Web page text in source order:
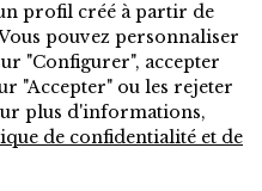
profil créé à partir de
pouvez personnaliser
"Configurer", accepter
"Accepter" ou les rejeter
plus d'informations,
de confidentialité et de